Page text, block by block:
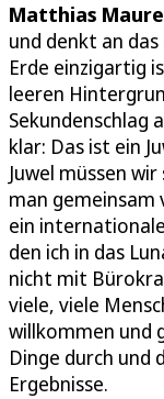
Matthias
und denkt an
Erde einzigartig
leeren
Sekundenschlag
klar: Das ist ein
Juwel müssen
man gemeinsam
ein
den ich in das
nicht mit
viele, viele
willkommen und
Dinge durch und
Ergebnisse.